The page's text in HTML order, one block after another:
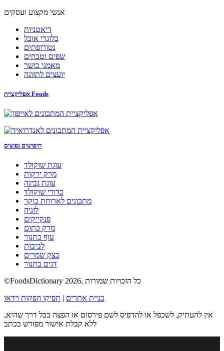
אנשי מקצוע ועסקים
דיאטניות
בלוגרי אוכל
נטורופתים
שפים וטבחים
מאמני כושר
יועצים לתזונה
אפליקציית Foods
חיפושים נפוצים
עוגת שוקולד
מרק ירקות
עוגת גבינה
כדורי שוקולד
מתכונים לארוחת בוקר
לזניה
פנקייקים
מרק כתום
עוף בתנור
לביבות
בצק שמרים
דגים בתנור
©FoodsDictionary 2026, כל הזכויות שמורות
בניית אתרים | תפיקו הפקות וידאו
אין להעתיק, לשכפל או להדפיס לשם פירסום או הפצה בכל דרך שהיא,
ללא קבלת אישור מפורש בכתב